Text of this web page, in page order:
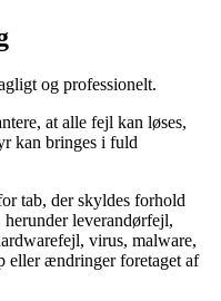
og professionelt.
at alle fejl kan løses,
kan bringes i fuld
tab, der skyldes forhold
leverandørfejl,
virus, malware,
eller ændringer foretaget af